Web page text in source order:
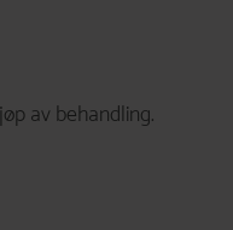
av behandling.